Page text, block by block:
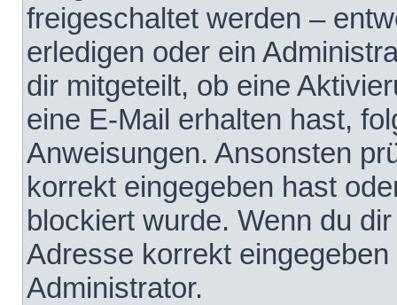
freigeschaltet werden –
erledigen oder ein
dir mitgeteilt, ob eine
eine E-Mail erhalten hast,
Anweisungen. Ansonsten
korrekt eingegeben hast
blockiert wurde. Wenn du
Adresse korrekt
Administrator.